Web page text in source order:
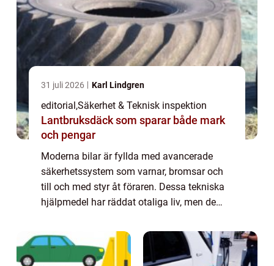
31 juli 2026 Karl Lindgren
editorial ,Säkerhet & Teknisk inspektion
Lantbruksdäck som sparar både mark
och pengar
Moderna bilar är fyllda med avancerade
säkerhetssystem som varnar, bromsar och
till och med styr åt föraren. Dessa tekniska
hjälpmedel har räddat otaliga liv, men de
människor l...